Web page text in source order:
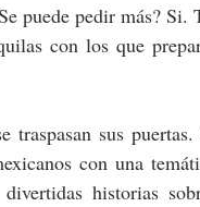
puede pedir más? Si.
con los que
traspasan sus
con una
historias